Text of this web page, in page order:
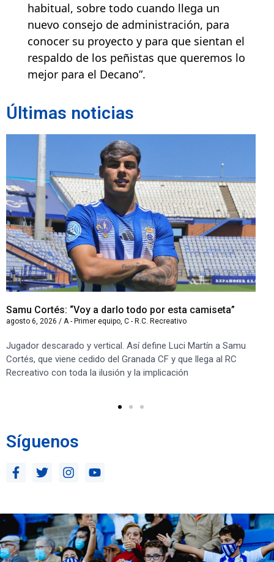
habitual, sobre todo cuando llega un
nuevo consejo de administración, para
conocer su proyecto y para que sientan el
respaldo de los peñistas que queremos lo
mejor para el Decano”.
Últimas noticias
Samu Cortés: “Voy a darlo todo por esta camiseta”
agosto 6, 2026 / A - Primer equipo, C - R.C. Recreativo
Jugador descarado y vertical. Así define Luci Martín a Samu
Cortés, que viene cedido del Granada CF y que llega al RC
Recreativo con toda la ilusión y la implicación
Síguenos